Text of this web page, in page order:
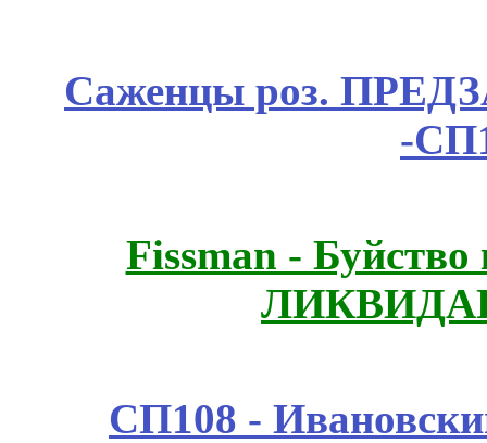
Саженцы роз.
-
Fissmаn -
СП108 -